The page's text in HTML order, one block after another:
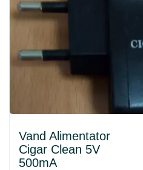
Vand Alimentator
Cigar Clean 5V
500mA